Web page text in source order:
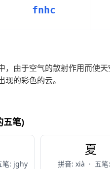
fnhc
，由于空气的散射作用而使
的彩色的云。
五笔)
笔: jghy
夏
拼音: xià · 五